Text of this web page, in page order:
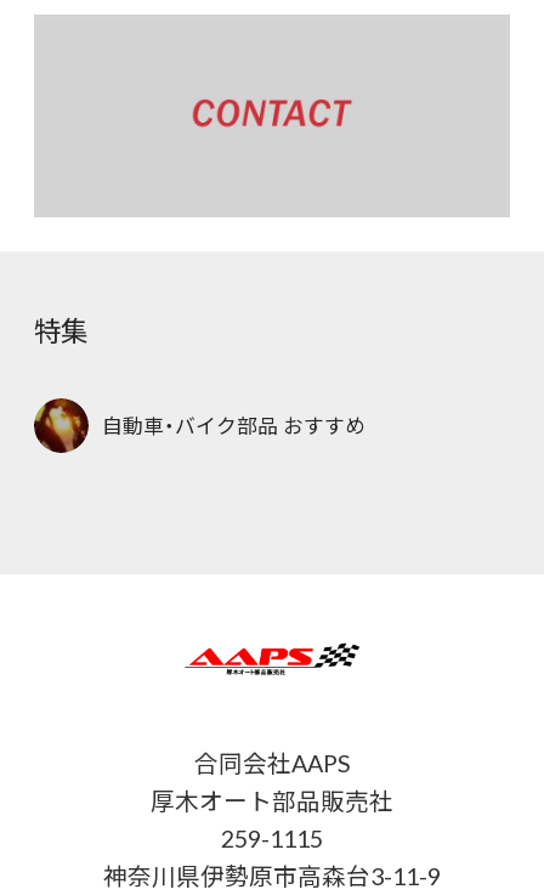
特集
自動車・バイク部品 おすすめ
合同会社AAPS
厚木オート部品販売社
259-1115
神奈川県伊勢原市高森台3-11-9